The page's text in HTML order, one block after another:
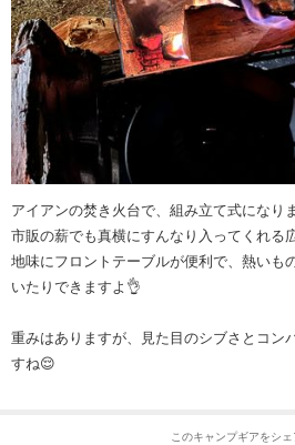
アイアンの焚き火台で、組み立て式になりま
市販の薪でも真横にすんなり入ってくれる
地味にフロントテーブルが便利で、熱いも
いたりできますよ👌
重みはありますが、見た目のシブさとコン
すね😌
このキャンプギアをシェ